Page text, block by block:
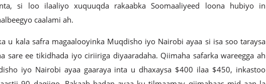
si loo ilaaliyo xuquuqda rakaabka Soomaaliyeed loona hubiyo in
caalami ah.
u kala safra magaalooyinka Muqdisho iyo Nairobi ayaa si isa soo taraysa
sare ee tikidhada iyo ciriiriga diyaaradaha. Qiimaha safarka wareegga ah
iyo Nairobi ayaa gaaraya inta u dhaxaysa $400 ilaa $450, inkastoo